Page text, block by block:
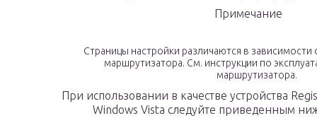
Примечание
Страницы настройки различаются в зависимости
маршрутизатора. См. инструкции по
маршрутизатора.
При использовании в качестве устройства
Windows Vista следуйте приведенным